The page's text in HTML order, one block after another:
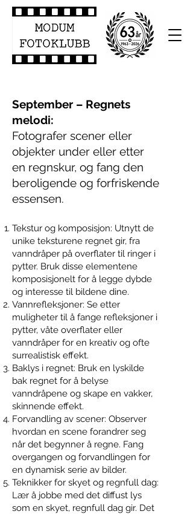
September – Regnets
melodi:
Fotografer scener eller
objekter under eller etter
en regnskur, og fang den
beroligende og forfriskende
essensen.
Tekstur og komposisjon: Utnytt de
unike teksturene regnet gir, fra
vanndråper på overflater til ringer i
pytter. Bruk disse elementene
komposisjonelt for å legge dybde
og interesse til bildene dine.
Vannrefleksjoner: Se etter
muligheter til å fange refleksjoner i
pytter, våte overflater eller
vanndråper for en kreativ og ofte
surrealistisk effekt.
Baklys i regnet: Bruk en lyskilde
bak regnet for å belyse
vanndråpene og skape en vakker,
skinnende effekt.
Forvandling av scener: Observer
hvordan en scene forandrer seg
når det begynner å regne. Fang
overgangen og forvandlingen for
en dynamisk serie av bilder.
Teknikker for skyet og regnfull dag:
Lær å jobbe med det diffust lys
som en skyet, regnfull dag gir. Det